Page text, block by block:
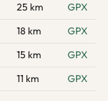
25 km
GPX
18 km
GPX
15 km
GPX
11 km
GPX